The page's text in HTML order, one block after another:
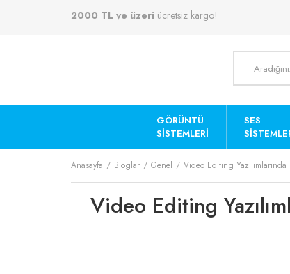
2000 TL ve üzeri ücretsiz kargo!
GÖRÜNTÜ
SISTEMLERI
SES
Anasayfa Bloglar Genel Video Editing
Video Editing